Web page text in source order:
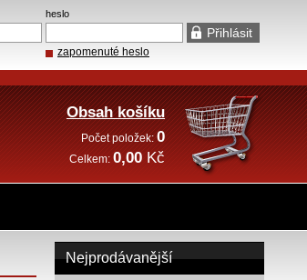
Nejprodávanější
heslo
zapomenuté heslo
Obsah košíku
Počet položek:0
Celkem: 0,00 Kč